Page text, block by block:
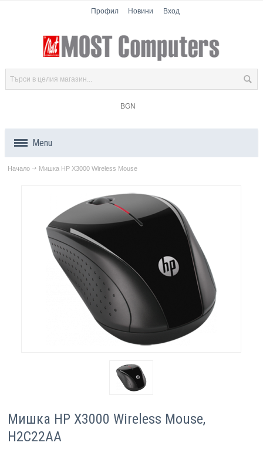
Профил Новини Вход
BGN
Menu
Продукти
Смартфони
Начало Мишка HP X3000 Wireless Mouse
Мишка HP X3000 Wireless Mouse,
H2C22AA